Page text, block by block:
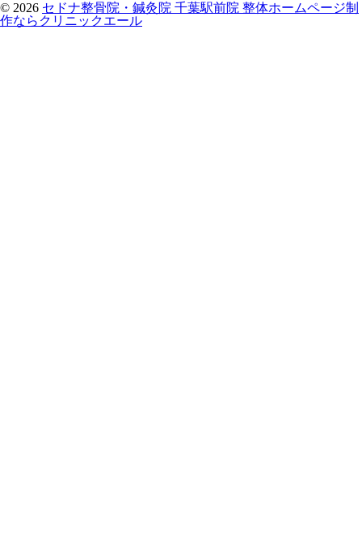
© 2026 セドナ整骨院・鍼灸院 千葉駅前院 整体ホームページ制
作ならクリニックエール